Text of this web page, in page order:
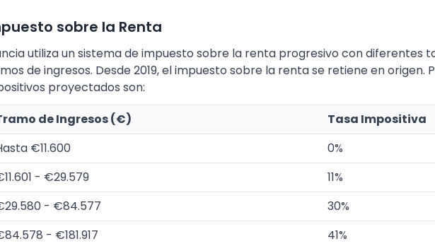
sobre la Renta
utiliza un sistema de impuesto sobre la renta progresivo con diferentes
de ingresos. Desde 2019, el impuesto sobre la renta se retiene en origen.
proyectados son:
de Ingresos (€)
Tasa Impositiva
€11.600
0%
- €29.579
11%
- €84.577
30%
- €181.917
41%